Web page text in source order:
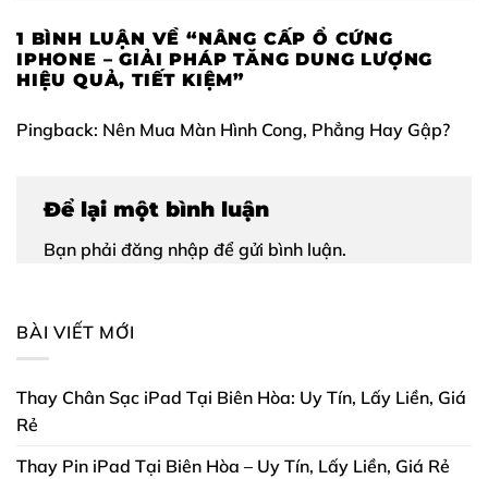
1 BÌNH LUẬN VỀ “NÂNG CẤP Ổ CỨNG
IPHONE – GIẢI PHÁP TĂNG DUNG LƯỢNG
HIỆU QUẢ, TIẾT KIỆM”
Pingback: Nên Mua Màn Hình Cong, Phẳng Hay Gập?
Để lại một bình luận
Bạn phải đăng nhập để gửi bình luận.
BÀI VIẾT MỚI
Thay Chân Sạc iPad Tại Biên Hòa: Uy Tín, Lấy Liền, Giá
Rẻ
Thay Pin iPad Tại Biên Hòa – Uy Tín, Lấy Liền, Giá Rẻ